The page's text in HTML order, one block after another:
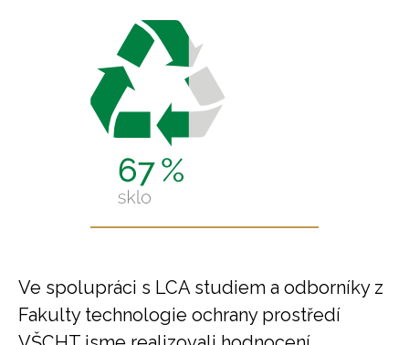
Ve spolupráci s LCA studiem a odborníky z
Fakulty technologie ochrany prostředí